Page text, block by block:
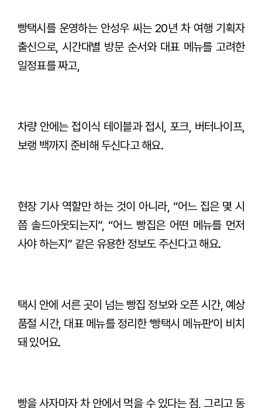
빵택시를 운영하는 안성우 씨는 20년 차 여행 기획자
출신으로, 시간대별 방문 순서와 대표 메뉴를 고려한
일정표를 짜고,
차량 안에는 접이식 테이블과 접시, 포크, 버터나이프,
보랭 백까지 준비해 두신다고 해요.
현장 기사 역할만 하는 것이 아니라, “어느 집은 몇 시
쯤 솔드아웃되는지”, “어느 빵집은 어떤 메뉴를 먼저
사야 하는지” 같은 유용한 정보도 주신다고 해요.
택시 안에 서른 곳이 넘는 빵집 정보와 오픈 시간, 예상
품절 시간, 대표 메뉴를 정리한 ‘빵택시 메뉴판’이 비치
돼 있어요.
빵을 사자마자 차 안에서 먹을 수 있다는 점, 그리고 동